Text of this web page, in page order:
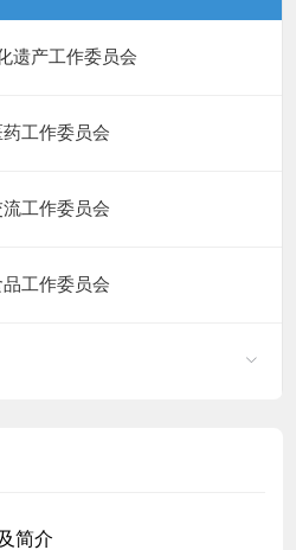
遗产工作委员会
药工作委员会
工作委员会
工作委员会
简介